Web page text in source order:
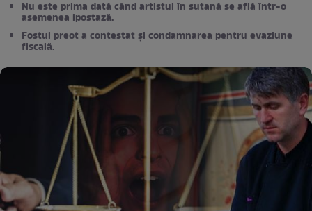
Nu este prima dată când artistul în sutană se află într-o
asemenea ipostază.
Fostul preot a contestat și condamnarea pentru evaziune
fiscală.